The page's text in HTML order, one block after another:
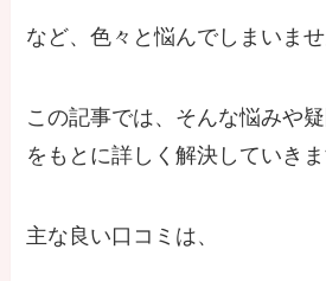
など、色々と悩んでしまいませ
この記事では、そんな悩みや
をもとに詳しく解決していきま
主な良い口コミは、